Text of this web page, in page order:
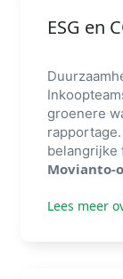
ESG en
groenere
belangrijke
Movianto-
Lees meer